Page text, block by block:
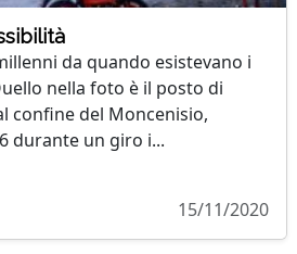
da quando esistevano i
nella foto è il posto di
confine del Moncenisio,
durante un giro i...
15/11/2020